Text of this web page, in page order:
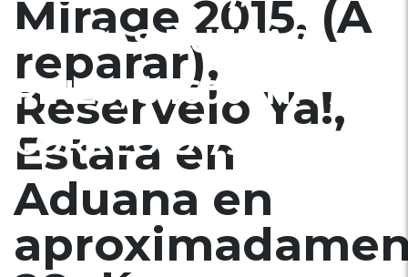
BOLSAS BUENAS,
RINES, $4600 INF. AL
CORREO Ó 79278982
Mirage 2015, (A
reparar),
Reservelo Ya!,
Estara en
Aduana en